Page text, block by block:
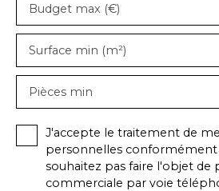
Budget max (€)
Surface min (m²)
Pièces min
J'accepte le traitement de
personnelles conformément
souhaitez pas faire l'objet de
commerciale par voie